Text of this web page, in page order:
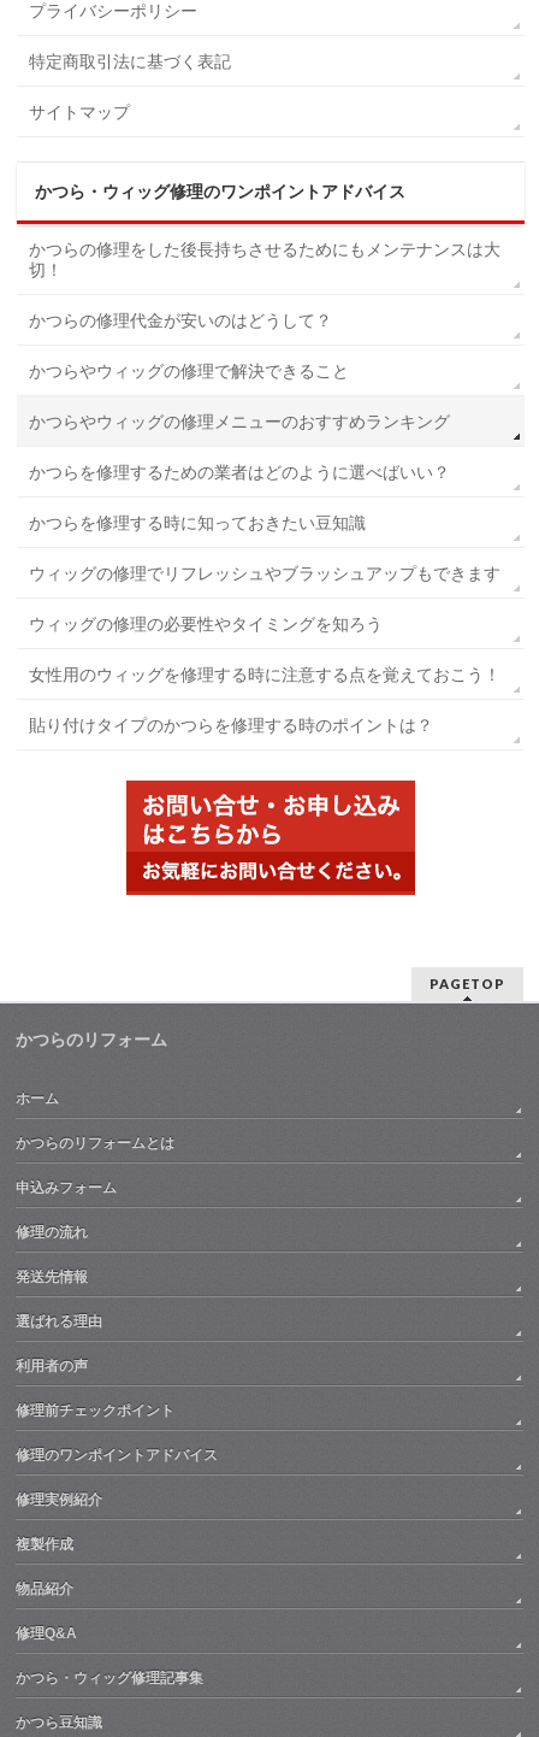
プライバシーポリシー
特定商取引法に基づく表記
サイトマップ
かつら・ウィッグ修理のワンポイントアドバイス
かつらの修理をした後長持ちさせるためにもメンテナンスは大
切！
かつらの修理代金が安いのはどうして？
かつらやウィッグの修理で解決できること
かつらやウィッグの修理メニューのおすすめランキング
かつらを修理するための業者はどのように選べばいい？
かつらを修理する時に知っておきたい豆知識
ウィッグの修理でリフレッシュやブラッシュアップもできます
ウィッグの修理の必要性やタイミングを知ろう
女性用のウィッグを修理する時に注意する点を覚えておこう！
貼り付けタイプのかつらを修理する時のポイントは？
PAGETOP
かつらのリフォーム
ホーム
かつらのリフォームとは
申込みフォーム
修理の流れ
発送先情報
選ばれる理由
利用者の声
修理前チェックポイント
修理のワンポイントアドバイス
修理実例紹介
複製作成
物品紹介
修理Q&A
かつら・ウィッグ修理記事集
かつら豆知識